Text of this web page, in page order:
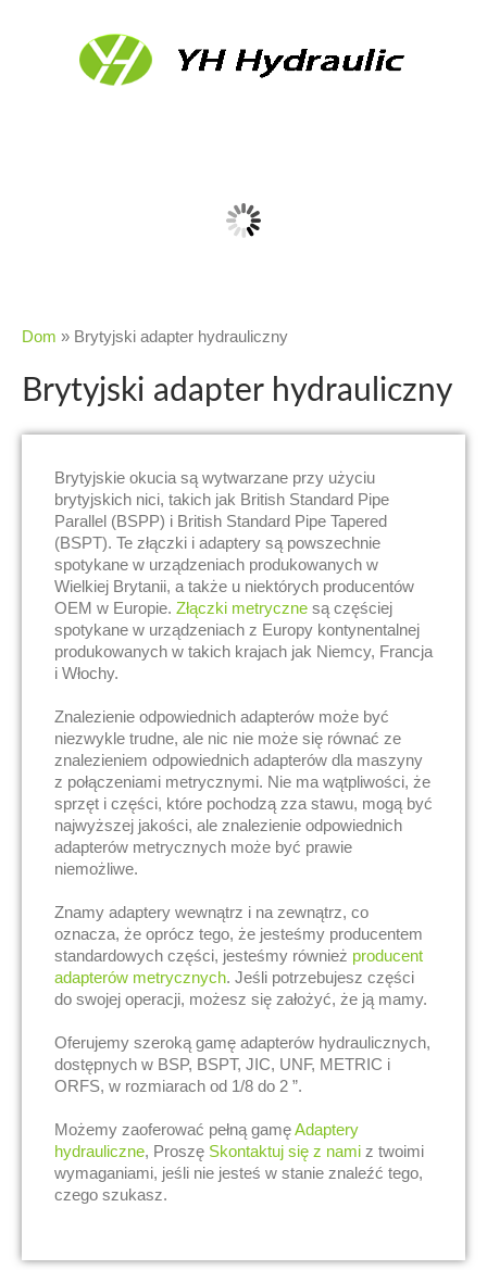
Dom » Brytyjski adapter hydrauliczny
Brytyjski adapter hydrauliczny
Brytyjskie okucia są wytwarzane przy użyciu
brytyjskich nici, takich jak British Standard Pipe
Parallel (BSPP) i British Standard Pipe Tapered
(BSPT). Te złączki i adaptery są powszechnie
spotykane w urządzeniach produkowanych w
Wielkiej Brytanii, a także u niektórych producentów
OEM w Europie. Złączki metryczne są częściej
spotykane w urządzeniach z Europy kontynentalnej
produkowanych w takich krajach jak Niemcy, Francja
i Włochy.
Znalezienie odpowiednich adapterów może być
niezwykle trudne, ale nic nie może się równać ze
znalezieniem odpowiednich adapterów dla maszyny
z połączeniami metrycznymi. Nie ma wątpliwości, że
sprzęt i części, które pochodzą zza stawu, mogą być
najwyższej jakości, ale znalezienie odpowiednich
adapterów metrycznych może być prawie
niemożliwe.
Znamy adaptery wewnątrz i na zewnątrz, co
oznacza, że oprócz tego, że jesteśmy producentem
standardowych części, jesteśmy również producent
adapterów metrycznych. Jeśli potrzebujesz części
do swojej operacji, możesz się założyć, że ją mamy.
Oferujemy szeroką gamę adapterów hydraulicznych,
dostępnych w BSP, BSPT, JIC, UNF, METRIC i
ORFS, w rozmiarach od 1/8 do 2 ”.
Możemy zaoferować pełną gamęAdaptery
hydrauliczne, Proszę Skontaktuj się z nami z twoimi
wymaganiami, jeśli nie jesteś w stanie znaleźć tego,
czego szukasz.